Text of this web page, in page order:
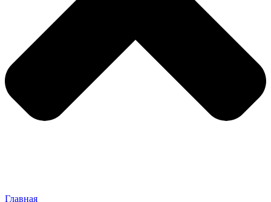
Главная